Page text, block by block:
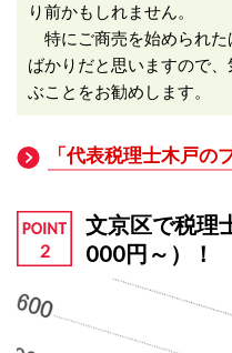
り前かもしれません。
特にご商売を始められ
ばかりだと思いますので
ぶことをお勧めします。
「代表税理士木戸の
文京区で税理
000円～）！